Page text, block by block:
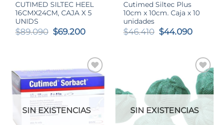
CUTIMED SILTEC HEEL
16CMX24CM, CAJA X 5
UNIDS
$89.090 El
$89.090.
$69.200El
es:
$69.200.
Cutimed Siltec Plus
10cm x 10cm. Caja x 10
unidades
$46.410 El
$44.090El
es:
SIN EXISTENCIAS SIN EXISTENCIAS